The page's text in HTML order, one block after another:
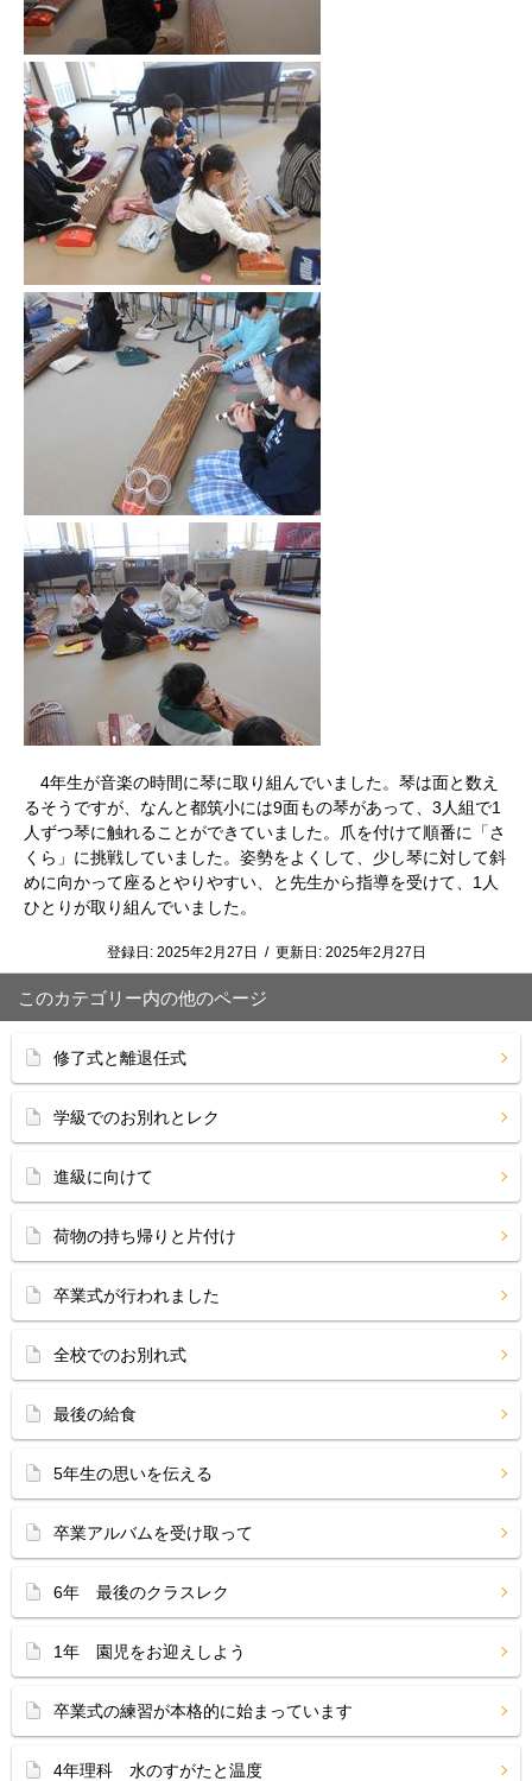
4年生が音楽の時間に琴に取り組んでいました。琴は面と数え
るそうですが、なんと都筑小には9面もの琴があって、3人組で1
人ずつ琴に触れることができていました。爪を付けて順番に「さ
くら」に挑戦していました。姿勢をよくして、少し琴に対して斜
めに向かって座るとやりやすい、と先生から指導を受けて、1人
ひとりが取り組んでいました。
登録日: 2025年2月27日 / 更新日: 2025年2月27日
このカテゴリー内の他のページ
修了式と離退任式
学級でのお別れとレク
進級に向けて
荷物の持ち帰りと片付け
卒業式が行われました
全校でのお別れ式
最後の給食
5年生の思いを伝える
卒業アルバムを受け取って
6年 最後のクラスレク
1年 園児をお迎えしよう
卒業式の練習が本格的に始まっています
4年理科 水のすがたと温度